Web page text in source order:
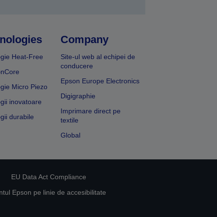
Heat-Free
Micro Piezo
inovatoare
durabile
Company
Site-ul web al echipei de
conducere
Epson Europe Electronics
Digigraphie
Imprimare direct pe
textile
Global
EU Data Act Compliance
Epson pe linie de accesibilitate